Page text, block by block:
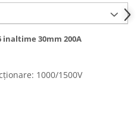
inaltime 30mm 200A
1000/1500V